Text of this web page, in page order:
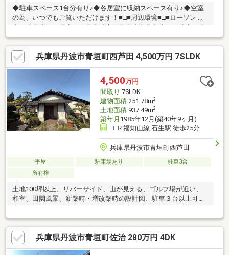
◆駐車スペース1台分有り♪◆各居室に収納スペース有り♪◆空室
の為、いつでもご覧いただけます！■□■周辺環境■□■ローソン 篠
山西古佐店まで徒歩１０分中兵庫信用金庫古市支店まで徒歩11分
◇味間小学校まで徒歩１０分◇丹南中学校まで徒歩11分◆◇◆今
すぐご覧になられたい方◆◇◆【電話で問い合わせ】をタップし
てご予約ください！！ ■□アルバイト等、ローン審査が心配な方
も、まずはご相談下さい！□■
兵庫県丹波市青垣町西芦田 4,500万円 7SLDK
4,500万円
間取り 7SLDK
建物面積251.78m2
土地面積937.49m2
築年月 1985年12月(築40年9ヶ月)
ＪＲ福知山線 石生駅 徒歩25分
兵庫県丹波市青垣町西芦田
平屋 駐車場あり
駐車3台
所有権
土地100坪以上、リバーサイド、山が見える、ゴルフ場が近い、
和室、田園風景、新築時・増改築時の設計図、駐車３台以上可、
５ｍ以上、全居室６畳以上、畑、納戸、周辺交通量少なめ、隣家
との間隔が大きい
兵庫県丹波市青垣町佐治 280万円 4DK